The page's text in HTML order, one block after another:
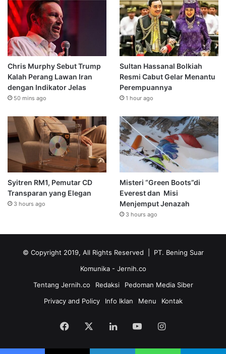
Chris Murphy Sebut Trump
Kalah Perang Lawan Iran
dengan Indikator Jelas
50 mins ago
Sultan Hassanal Bolkiah
Resmi Cabut Gelar Menantu
Perempuannya
1 hour ago
Syitren RM1, Pemutar CD
Transparan yang Elegan
3 hours ago
Misteri “Green Boots”di
Everest dan Misi
Menjemput Jenazah
3 hours ago
© Copyright 2019, All Rights Reserved | PT. Bening Suar
Komunika - Jernih.co
Tentang Jernih.co
Redaksi
Pedoman Media Siber
Privacy and Policy
Info Iklan Menu Kontak
Facebook LinkedInYouTubeInstagram